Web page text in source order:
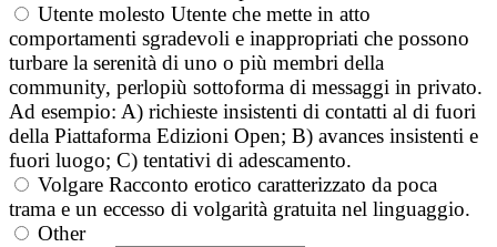
Utente molesto Utente che mette in atto
comportamenti sgradevoli e inappropriati che possono
turbare la serenità di uno o più membri della
community, perlopiù sottoforma di messaggi in privato.
Ad esempio: A) richieste insistenti di contatti al di fuori
della Piattaforma Edizioni Open; B) avances insistenti e
fuori luogo; C) tentativi di adescamento.
Volgare Racconto erotico caratterizzato da poca
trama e un eccesso di volgarità gratuita nel linguaggio.
Other